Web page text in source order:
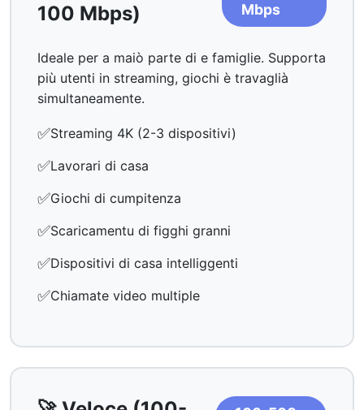
100 Mbps)
Mbps
Ideale per a maiò parte di e famiglie. Supporta
più utenti in streaming, giochi è travaglià
simultaneamente.
✅Streaming 4K (2-3 dispositivi)
✅Lavorari di casa
✅Giochi di cumpitenza
✅Scaricamentu di figghi granni
✅Dispositivi di casa intelliggenti
✅Chiamate video multiple